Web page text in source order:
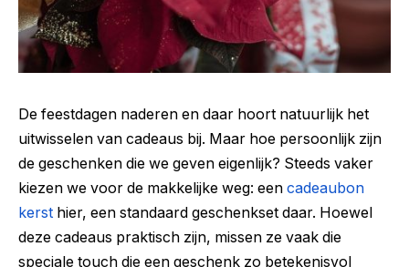
De feestdagen naderen en daar hoort natuurlijk het
uitwisselen van cadeaus bij. Maar hoe persoonlijk zijn
de geschenken die we geven eigenlijk? Steeds vaker
kiezen we voor de makkelijke weg: een cadeaubon
kerst hier, een standaard geschenkset daar. Hoewel
deze cadeaus praktisch zijn, missen ze vaak die
speciale touch die een geschenk zo betekenisvol